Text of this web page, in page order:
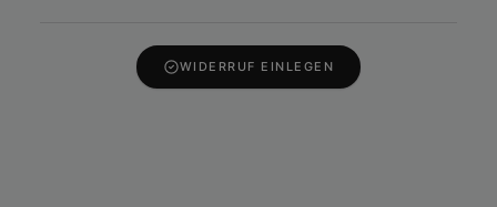
WIDERRUF EINLEGEN